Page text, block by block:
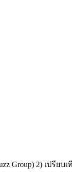
Group) 2) เปรีย